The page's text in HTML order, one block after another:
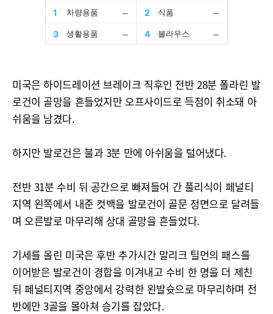
미국은 하이드레이션 브레이크 직후인 전반 28분 폴라린 발
로건이 골망을 흔들었지만 오프사이드로 득점이 취소돼 아
쉬움을 남겼다.
하지만 발로건은 불과 3분 만에 아쉬움을 털어냈다.
전반 31분 수비 뒤 공간으로 빠져들어 간 풀리식이 페널티
지역 왼쪽에서 내준 컷백을 발로건이 골문 정면으로 달려들
며 오른발로 마무리해 상대 골망을 흔들었다.
기세를 올린 미국은 후반 추가시간 말리크 틸먼의 패스를
이어받은 발로건이 경합을 이겨내고 수비 한 명을 더 제친
뒤 페널티지역 중앙에서 강력한 왼발슛으로 마무리하며 전
반에만 3골을 몰아쳐 승기를 잡았다.